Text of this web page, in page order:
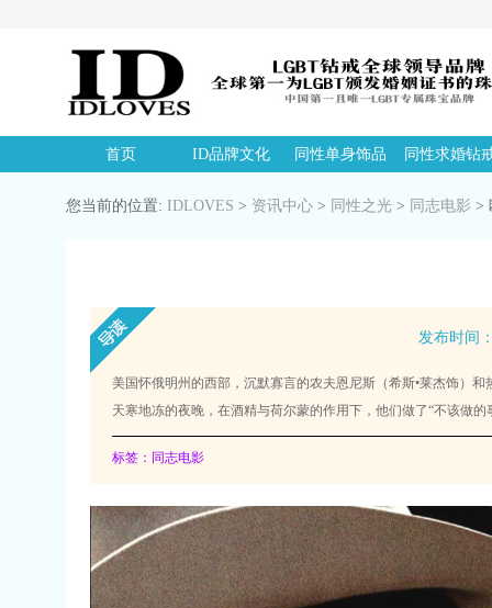
首页 ID品牌文化 同性单身饰品 同性求婚钻
您当前的位置: IDLOVES > 资讯中心 > 同性之光 > 同志电影 >
发布时间
美国怀俄明州的西部，沉默寡言的农夫恩尼斯（希斯•莱杰饰）
天寒地冻的夜晚，在酒精与荷尔蒙的作用下，他们做了“不该做
标签：同志电影